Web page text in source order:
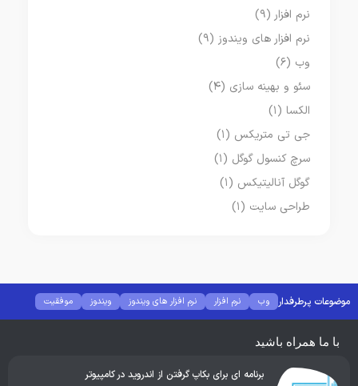
نرم افزار (۹)
نرم افزار های ویندوز (۹)
وب (۶)
سئو و بهینه سازی (۴)
الکسا (۱)
جی تی متریکس (۱)
سرچ کنسول گوگل (۱)
گوگل آنالیتیکس (۱)
طراحی سایت (۱)
موضوعات پرطرفدار وب نرم افزار نرم افزار های ویندوز ویندوز
موفقیت
موبایل
با ما همراه باشید
برنامه ای برای بکاپ گرفتن از اندروید در کامپیوتر